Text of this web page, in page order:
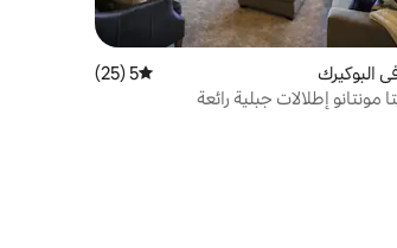
البوكيرك متوسط التقييم 5 من 5، 25 مراجعات
5 (25)
مونتانو إطلالات جبلية رائعة